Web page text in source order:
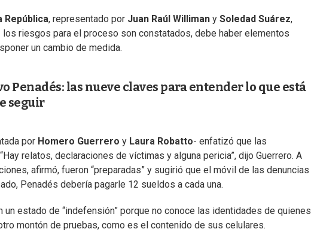
República, representado por Juan Raúl Williman y Soledad Suárez,
riesgos para el proceso son constatados, debe haber elementos
un cambio de medida.
Penadés: las nueve claves para entender lo que está
seguir
por Homero Guerrero y Laura Robatto- enfatizó que las
relatos, declaraciones de víctimas y alguna pericia”, dijo Guerrero. A
afirmó, fueron “preparadas” y sugirió que el móvil de las denuncias
Penadés debería pagarle 12 sueldos a cada una.
estado de “indefensión” porque no conoce las identidades de quienes
montón de pruebas, como es el contenido de sus celulares.